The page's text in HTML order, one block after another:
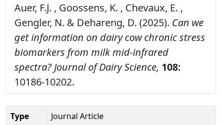
Auer, F.J. , Goossens, K. , Chevaux, E. ,
Gengler, N. & Dehareng, D. (2025). Can we
get information on dairy cow chronic stress
biomarkers from milk mid-infrared
spectra? Journal of Dairy Science, 108:
10186-10202.
Type
Journal Article